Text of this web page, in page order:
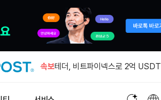
속보
중국 7월 원유 수입, 6월 급감 뒤
테더, 비트파이넥스로 2억 USDT